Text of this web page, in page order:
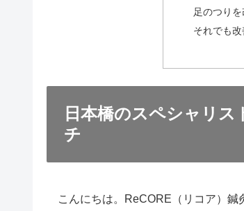
足のつり
それでも
日本橋のスペシャリ
チ
こんにちは。ReCORE（リコア）鍼